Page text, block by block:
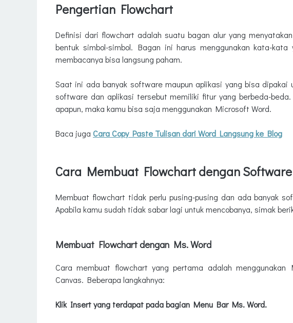
Pengertian Flowchart
Definisi dari flowchart adalah suatu bagan alur yang
bentuk simbol-simbol. Bagan ini harus menggunakan kata-
membacanya bisa langsung paham.
Saat ini ada banyak software maupun aplikasi yang bisa
software dan aplikasi tersebut memiliki fitur yang berbeda-
apapun, maka kamu bisa saja menggunakan Microsoft Word.
Baca juga Cara Copy Paste Tulisan dari Word Langsung ke Blog
Cara Membuat Flowchart dengan
Membuat flowchart tidak perlu pusing-pusing dan ada banyak
Apabila kamu sudah tidak sabar lagi untuk mencobanya, simak
Membuat Flowchart dengan Ms. Word
Cara membuat flowchart yang pertama adalah
Canvas. Beberapa langkahnya:
Klik Insert yang terdapat pada bagian Menu Bar Ms. Word.